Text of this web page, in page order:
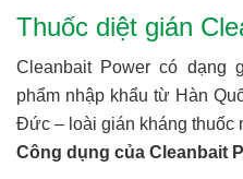
Thuốc diệt gián
Cleanbait Power có dạng
phẩm nhập khẩu từ Hàn
Đức – loài gián kháng thuốc
Công dụng của Cleanbait